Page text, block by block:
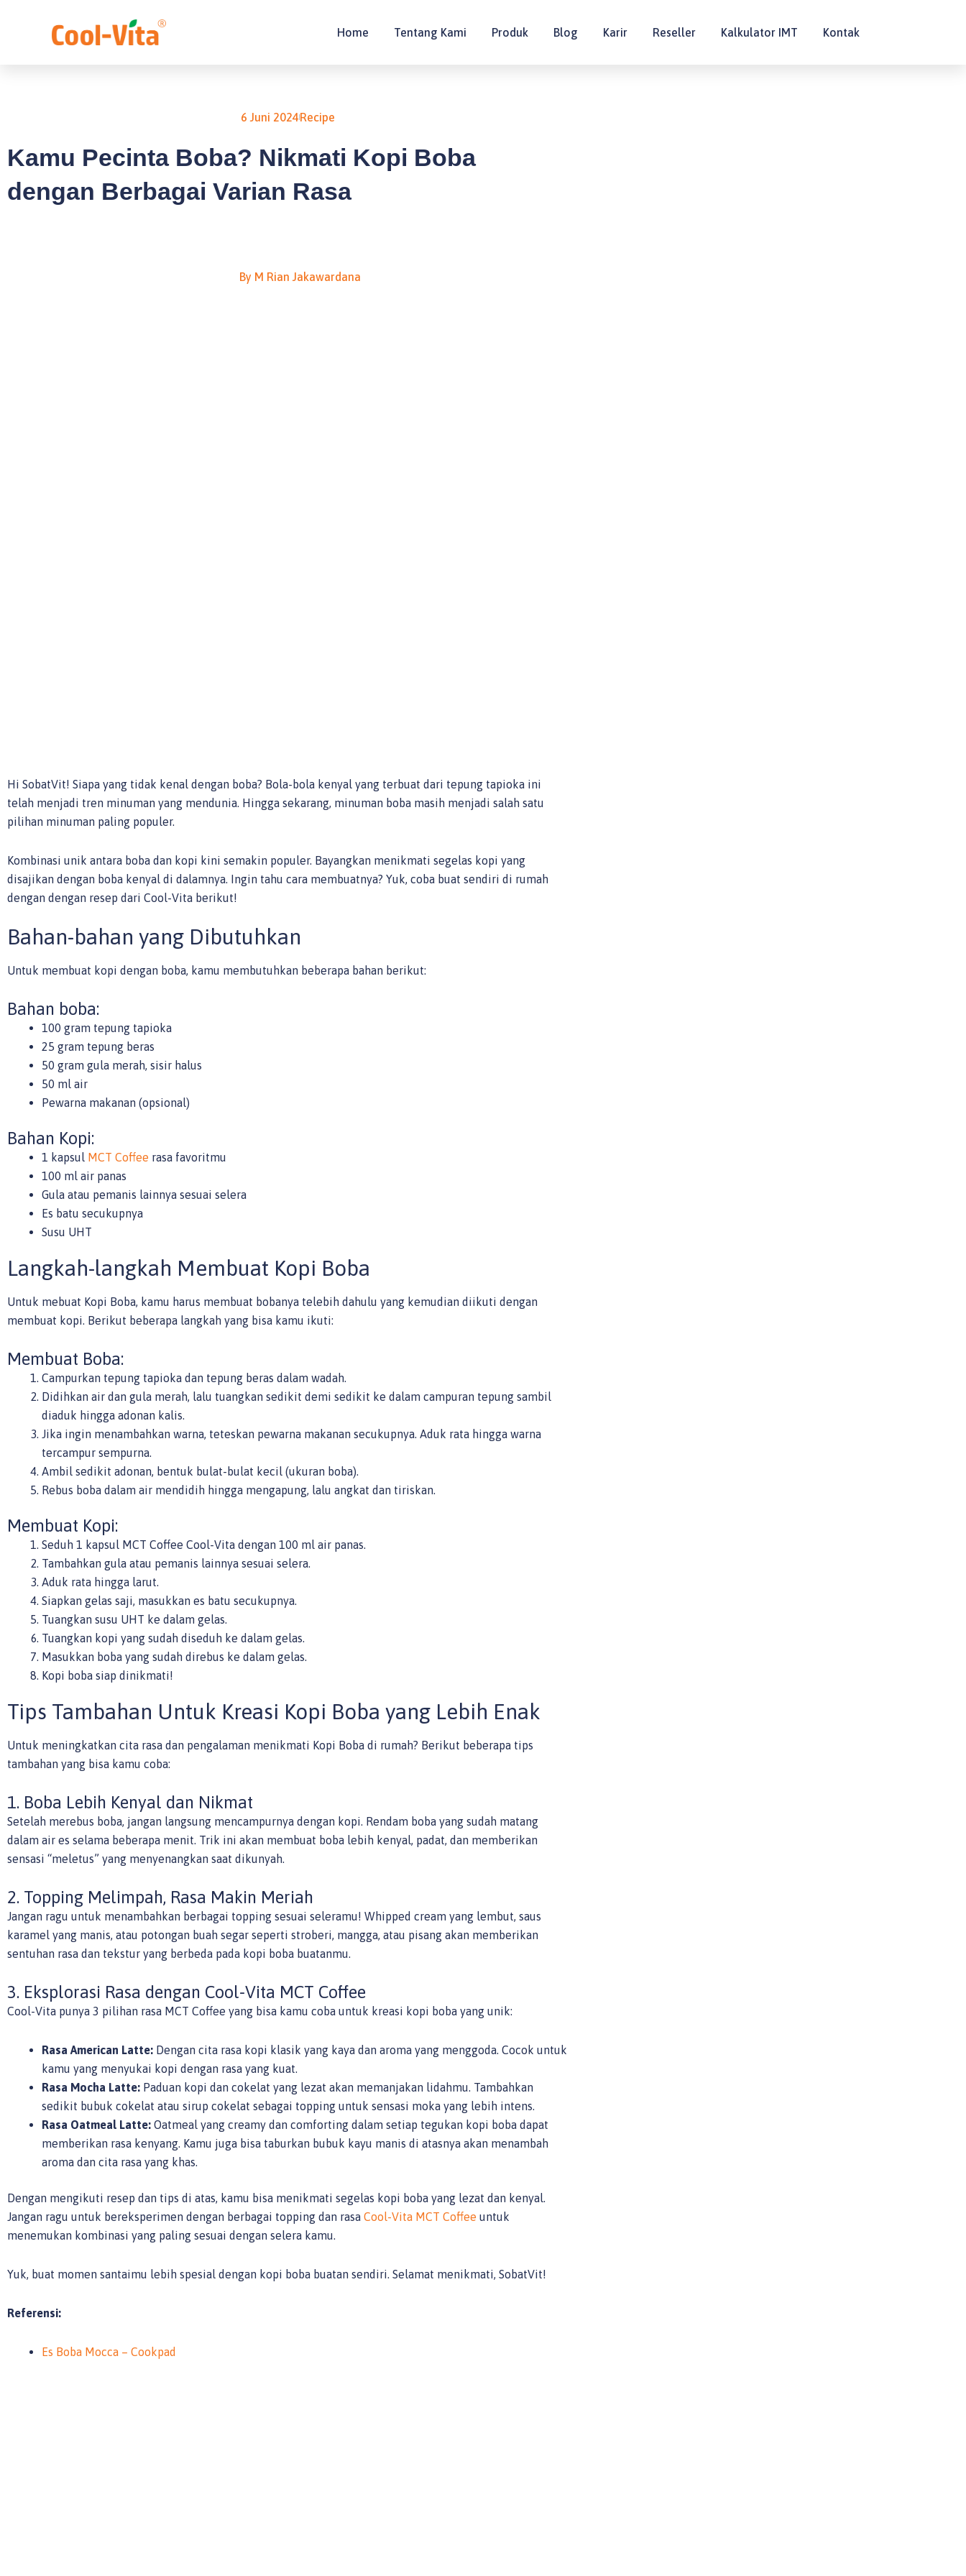
Home Tentang Kami Produk Blog Karir Reseller Kalkulator IMT Kontak
6 Juni 2024Recipe
Kamu Pecinta Boba? Nikmati Kopi Boba
dengan Berbagai Varian Rasa
By M Rian Jakawardana
Hi SobatVit! Siapa yang tidak kenal dengan boba? Bola-bola kenyal yang terbuat dari tepung tapioka ini
telah menjadi tren minuman yang mendunia. Hingga sekarang, minuman boba masih menjadi salah satu
pilihan minuman paling populer.
Kombinasi unik antara boba dan kopi kini semakin populer. Bayangkan menikmati segelas kopi yang
disajikan dengan boba kenyal di dalamnya. Ingin tahu cara membuatnya? Yuk, coba buat sendiri di rumah
dengan dengan resep dari Cool-Vita berikut!
Bahan-bahan yang Dibutuhkan
Untuk membuat kopi dengan boba, kamu membutuhkan beberapa bahan berikut:
Bahan boba:
100 gram tepung tapioka
25 gram tepung beras
50 gram gula merah, sisir halus
50 ml air
Pewarna makanan (opsional)
Bahan Kopi:
1 kapsul MCT Coffee rasa favoritmu
100 ml air panas
Gula atau pemanis lainnya sesuai selera
Es batu secukupnya
Susu UHT
Langkah-langkah Membuat Kopi Boba
Untuk mebuat Kopi Boba, kamu harus membuat bobanya telebih dahulu yang kemudian diikuti dengan
membuat kopi. Berikut beberapa langkah yang bisa kamu ikuti:
Membuat Boba:
Campurkan tepung tapioka dan tepung beras dalam wadah.
Didihkan air dan gula merah, lalu tuangkan sedikit demi sedikit ke dalam campuran tepung sambil
diaduk hingga adonan kalis.
Jika ingin menambahkan warna, teteskan pewarna makanan secukupnya. Aduk rata hingga warna
tercampur sempurna.
Ambil sedikit adonan, bentuk bulat-bulat kecil (ukuran boba).
Rebus boba dalam air mendidih hingga mengapung, lalu angkat dan tiriskan.
Membuat Kopi:
Seduh 1 kapsul MCT Coffee Cool-Vita dengan 100 ml air panas.
Tambahkan gula atau pemanis lainnya sesuai selera.
Aduk rata hingga larut.
Siapkan gelas saji, masukkan es batu secukupnya.
Tuangkan susu UHT ke dalam gelas.
Tuangkan kopi yang sudah diseduh ke dalam gelas.
Masukkan boba yang sudah direbus ke dalam gelas.
Kopi boba siap dinikmati!
Tips Tambahan Untuk Kreasi Kopi Boba yang Lebih Enak
Untuk meningkatkan cita rasa dan pengalaman menikmati Kopi Boba di rumah? Berikut beberapa tips
tambahan yang bisa kamu coba:
1. Boba Lebih Kenyal dan Nikmat
Setelah merebus boba, jangan langsung mencampurnya dengan kopi. Rendam boba yang sudah matang
dalam air es selama beberapa menit. Trik ini akan membuat boba lebih kenyal, padat, dan memberikan
sensasi “meletus” yang menyenangkan saat dikunyah.
2. Topping Melimpah, Rasa Makin Meriah
Jangan ragu untuk menambahkan berbagai topping sesuai seleramu! Whipped cream yang lembut, saus
karamel yang manis, atau potongan buah segar seperti stroberi, mangga, atau pisang akan memberikan
sentuhan rasa dan tekstur yang berbeda pada kopi boba buatanmu.
3. Eksplorasi Rasa dengan Cool-Vita MCT Coffee
Cool-Vita punya 3 pilihan rasa MCT Coffee yang bisa kamu coba untuk kreasi kopi boba yang unik:
Rasa American Latte: Dengan cita rasa kopi klasik yang kaya dan aroma yang menggoda. Cocok untuk
kamu yang menyukai kopi dengan rasa yang kuat.
Rasa Mocha Latte: Paduan kopi dan cokelat yang lezat akan memanjakan lidahmu. Tambahkan
sedikit bubuk cokelat atau sirup cokelat sebagai topping untuk sensasi moka yang lebih intens.
Rasa Oatmeal Latte: Oatmeal yang creamy dan comforting dalam setiap tegukan kopi boba dapat
memberikan rasa kenyang. Kamu juga bisa taburkan bubuk kayu manis di atasnya akan menambah
aroma dan cita rasa yang khas.
Dengan mengikuti resep dan tips di atas, kamu bisa menikmati segelas kopi boba yang lezat dan kenyal.
Jangan ragu untuk bereksperimen dengan berbagai topping dan rasa Cool-Vita MCT Coffee untuk
menemukan kombinasi yang paling sesuai dengan selera kamu.
Yuk, buat momen santaimu lebih spesial dengan kopi boba buatan sendiri. Selamat menikmati, SobatVit!
Referensi:
Es Boba Mocca – Cookpad